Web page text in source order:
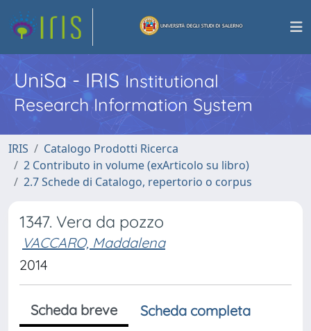
UniSa - IRISInstitutional
Research Information System
IRIS
Catalogo Prodotti Ricerca
2 Contributo in volume (exArticolo su libro)
2.7 Schede di Catalogo, repertorio o corpus
1347. Vera da pozzo
VACCARO, Maddalena
2014
Scheda breve
Scheda completa